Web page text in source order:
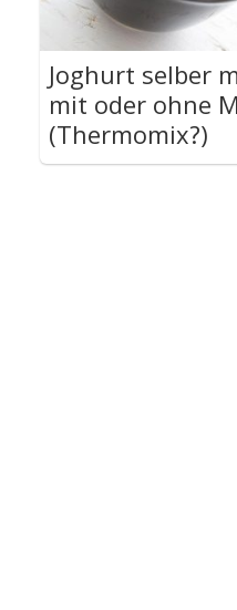
Joghurt selber
mit oder ohne
(Thermomix?)